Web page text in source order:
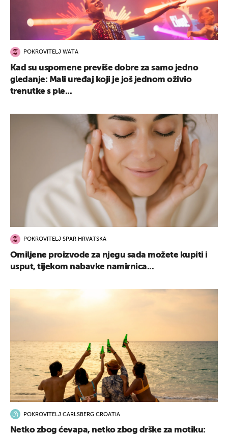
POKROVITELJ WATA
Kad su uspomene previše dobre za samo jedno
gledanje: Mali uređaj koji je još jednom oživio
trenutke s ple...
POKROVITELJ SPAR HRVATSKA
Omiljene proizvode za njegu sada možete kupiti i
usput, tijekom nabavke namirnica...
POKROVITELJ CARLSBERG CROATIA
Netko zbog ćevapa, netko zbog drške za motiku: